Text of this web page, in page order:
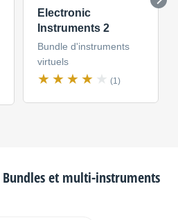
Electronic
Instruments 2
Bundle d'instruments
virtuels
(1)
Bundles et multi-instruments